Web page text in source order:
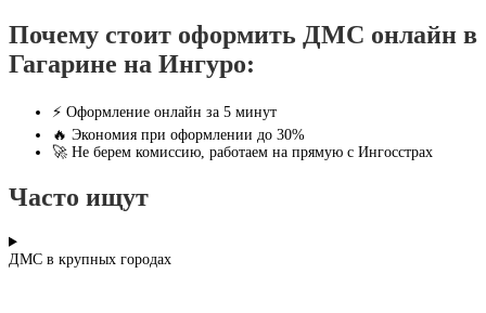
Почему стоит оформить ДМС онлайн в
Гагарине на Ингуро:
⚡ Оформление онлайн за 5 минут
🔥 Экономия при оформлении до 30%
🚀 Не берем комиссию, работаем на прямую с Ингосстрах
Часто ищут
ДМС в крупных городах